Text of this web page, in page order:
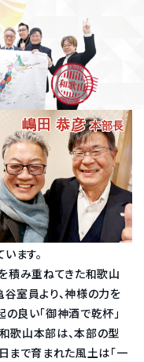
嶋田 恭彦本部長
ます。
積み重ねてきた和歌山
室員より、神様の力を
良い「御神酒で乾杯」
歌山本部は、本部の型
まで育まれた風土は「一